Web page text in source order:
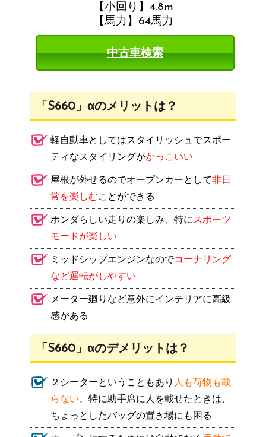
【小回り】4.8m
【馬力】64馬力
中古車検索
「S660」αのメリットは？
軽自動車としてはスタイリッシュでスポー
ティなスタイリングがかっこいい
屋根が外せるのでオープンカーとして非日
常を楽しむことができる
ホンダらしい走りの楽しみ、特にスポーツ
モードが楽しい
ミッドシップエンジンなのでコーナリング
など運転がしやすい
メーター廻りなど意外にインテリアに高級
感がある
「S660」αのデメリットは？
２シーターということもあり 人も荷物も載
らない、特に助手席に人を載せたときは、
ちょっとしたバッグの置き場にも困る